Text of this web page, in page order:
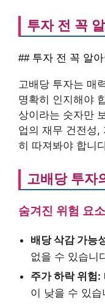
투자 전 꼭
## 투자 전 꼭 알
고배당 투자는 매
명확히 인지해야
상이라는 숫자만
업의 재무 건전성,
히 따져봐야 합니
고배당 투자
숨겨진 위험 요
배당 삭감 가능
없을 수 있습니
주가 하락 위험:
이 낮을 수 있습